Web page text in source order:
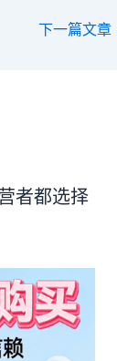
下一篇文章
者都选择